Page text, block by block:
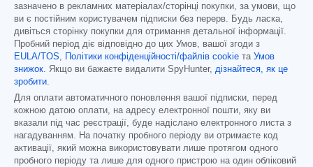
зазначено в рекламних матеріалах/сторінці покупки, за умови, що
ви є постійним користувачем підписки без перерв. Будь ласка,
дивіться сторінку покупки для отримання детальної інформації.
Пробний період діє відповідно до цих Умов, вашої згоди з
EULA/TOS
Політики конфіденційності/файлів cookie та Умов
знижок . Якщо ви бажаєте видалити SpyHunter, дізнайтеся, як це
зробити
Для оплати автоматичного поновлення вашої підписки, перед
кожною датою оплати, на адресу електронної пошти, яку ви
вказали під час реєстрації, буде надіслано електронного листа з
нагадуванням. На початку пробного періоду ви отримаєте код
активації, який можна використовувати лише протягом одного
пробного періоду та лише для одного пристрою на один обліковий